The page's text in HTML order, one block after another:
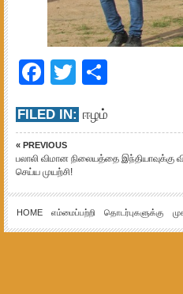
Facebook
Twitter
FILED IN: ஈழம்
« PREVIOUS
பலாலி விமான நிலையத்தை இந்தியாவுக்கு
செய்ய முயற்சி!
HOME எம்மைப்பற்றி தொடர்புகளுக்கு